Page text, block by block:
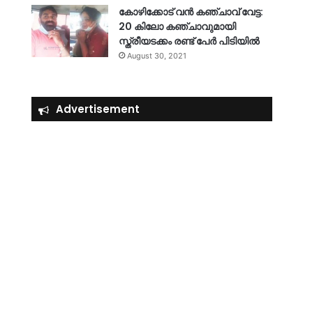
കോഴിക്കോട് വൻ കഞ്ചാവ് വേട്ട:
20 കിലോ കഞ്ചാവുമായി
സ്ത്രീയടക്കം രണ്ട് പേർ പിടിയിൽ
August 30, 2021
Advertisement